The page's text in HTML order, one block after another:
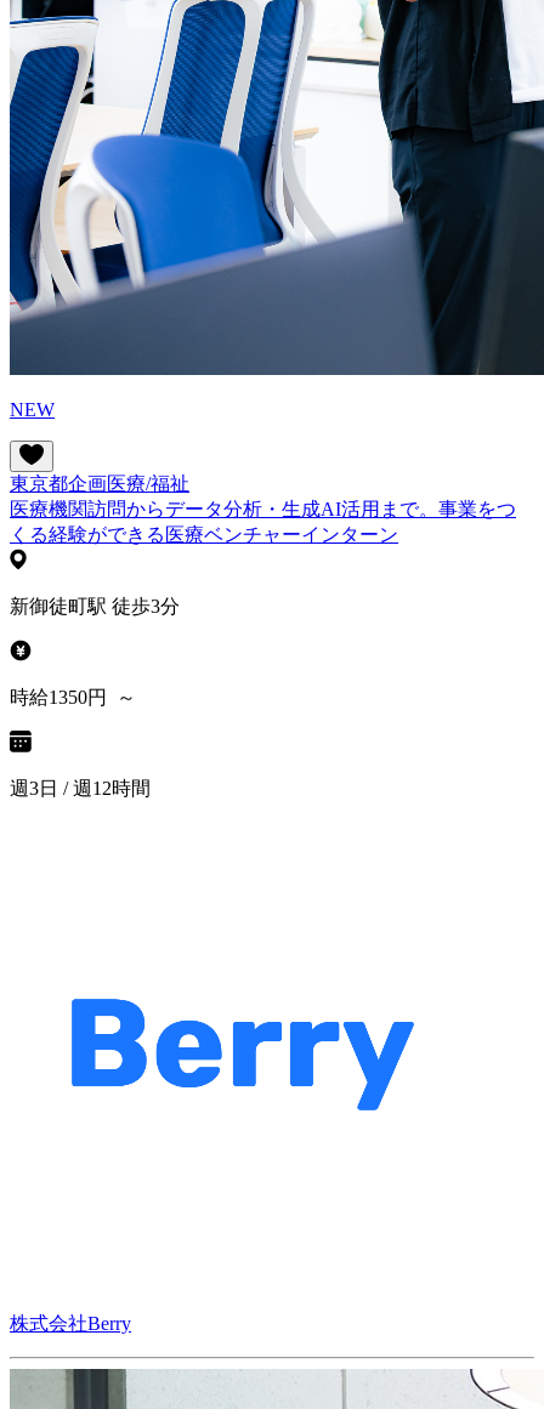
NEW
東京都企画医療/福祉
医療機関訪問からデータ分析・生成AI活用まで。事業をつ
くる経験ができる医療ベンチャーインターン
新御徒町駅 徒歩3分
時給1350円 ～
週3日 / 週12時間
株式会社Berry